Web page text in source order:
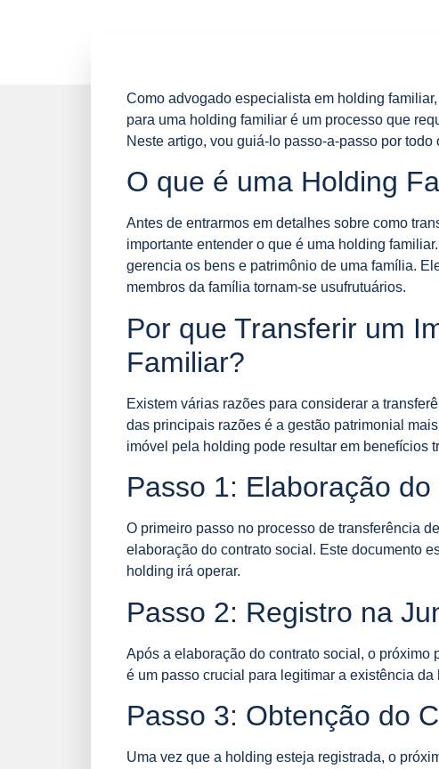
Como advogado especialista em holding
para uma holding familiar é um processo que
Neste artigo, vou guiá-lo passo-a-passo por todo
O que é uma Holding
Antes de entrarmos em detalhes sobre como
importante entender o que é uma holding
gerencia os bens e patrimônio de uma família.
membros da família tornam-se usufrutuários.
Por que Transferir um
Familiar?
Existem várias razões para considerar a
das principais razões é a gestão patrimonial
imóvel pela holding pode resultar em benefícios
Passo 1: Elaboração
O primeiro passo no processo de transferência
elaboração do contrato social. Este documento
holding irá operar.
Passo 2: Registro na
Após a elaboração do contrato social, o
é um passo crucial para legitimar a existência da
Passo 3: Obtenção do
Uma vez que a holding esteja registrada, o